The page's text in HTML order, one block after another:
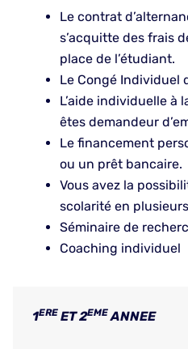
Le contrat
s’acquitte des frais
place de l’étudiant.
Le Congé Individuel
L’aide individuelle à
êtes demandeur
Le financement
ou un prêt bancaire.
Vous avez la
scolarité en
Séminaire de
Coaching individuel
1ERE ET 2EMEANNEE